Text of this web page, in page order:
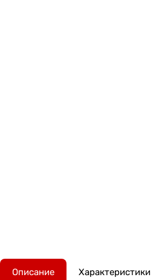
Описание Характеристики